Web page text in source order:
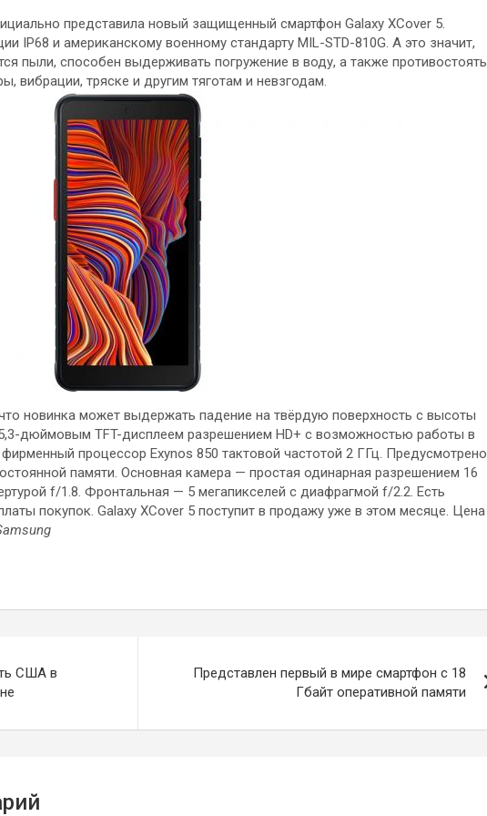
представила новый защищенный смартфон Galaxy XCover 5.
IP68 и американскому военному стандарту MIL-STD-810G. А это значит,
пыли, способен выдерживать погружение в воду, а также противостоять
вибрации, тряске и другим тяготам и невзгодам.
новинка может выдержать падение на твёрдую поверхность с высоты
дюймовым TFT-дисплеем разрешением HD+ с возможностью работы в
процессор Exynos 850 тактовой частотой 2 ГГц. Предусмотрено
памяти. Основная камера — простая одинарная разрешением 16
f/1.8. Фронтальная — 5 мегапикселей с диафрагмой f/2.2. Есть
покупок. Galaxy XCover 5 поступит в продажу уже в этом месяце. Цена
США в
Представлен первый в мире смартфон с 18
Гбайт оперативной памяти